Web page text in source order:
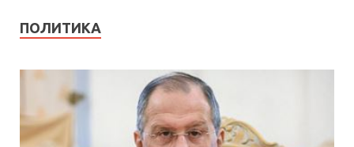
ПОЛИТИКА